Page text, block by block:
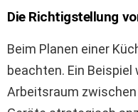
Die Richtigstellung
Beim Planen einer
beachten. Ein
Arbeitsraum